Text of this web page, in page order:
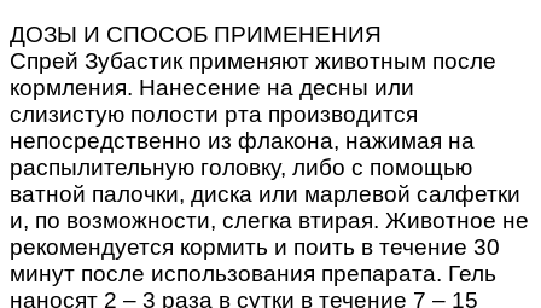
ДОЗЫ И СПОСОБ ПРИМЕНЕНИЯ
Спрей Зубастик применяют животным после
кормления. Нанесение на десны или
слизистую полости рта производится
непосредственно из флакона, нажимая на
распылительную головку, либо с помощью
ватной палочки, диска или марлевой салфетки
и, по возможности, слегка втирая. Животное не
рекомендуется кормить и поить в течение 30
минут после использования препарата. Гель
наносят 2 – 3 раза в сутки в течение 7 – 15